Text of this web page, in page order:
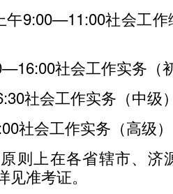
9:00—11:00社会工作
社会工作实务（
社会工作实务（中级
会工作实务（高级）
上在各省辖市、济
准考证。